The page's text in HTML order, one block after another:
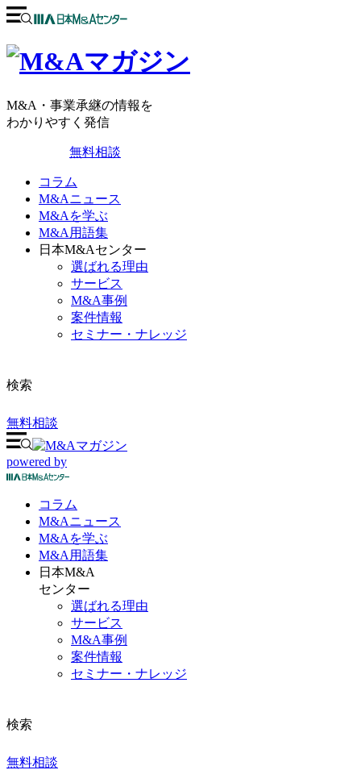
M&A・事業承継の情報を
わかりやすく発信
無料相談
コラム
M&Aニュース
M&Aを学ぶ
M&A用語集
日本M&Aセンター
選ばれる理由
サービス
M&A事例
案件情報
セミナー・ナレッジ
検索
無料相談
powered by
コラム
M&Aニュース
M&Aを学ぶ
M&A 用語集
日本M&A
センター
選ばれる理由
サービス
M&A事例
案件情報
セミナー・ナレッジ
検索
無料相談